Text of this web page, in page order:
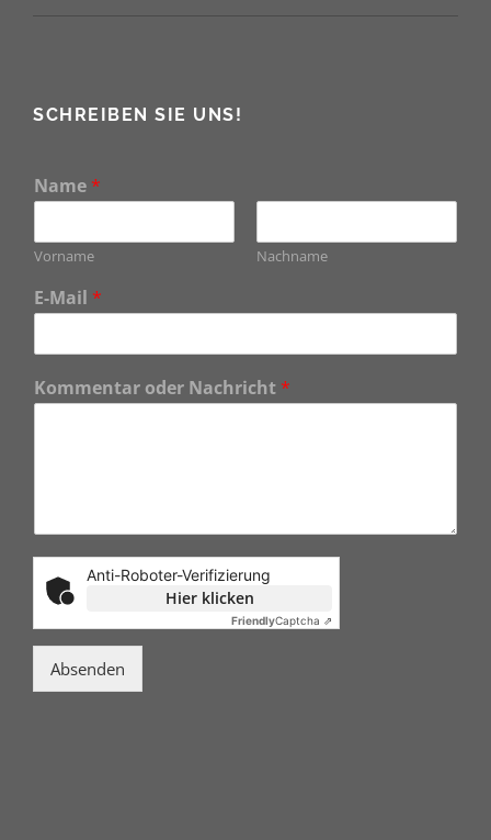
SCHREIBEN SIE UNS!
Name *
Vorname Nachname
E-Mail *
Kommentar oder Nachricht *
Anti-Roboter-Verifizierung
Hier klicken
FriendlyCaptcha ⇗
Absenden